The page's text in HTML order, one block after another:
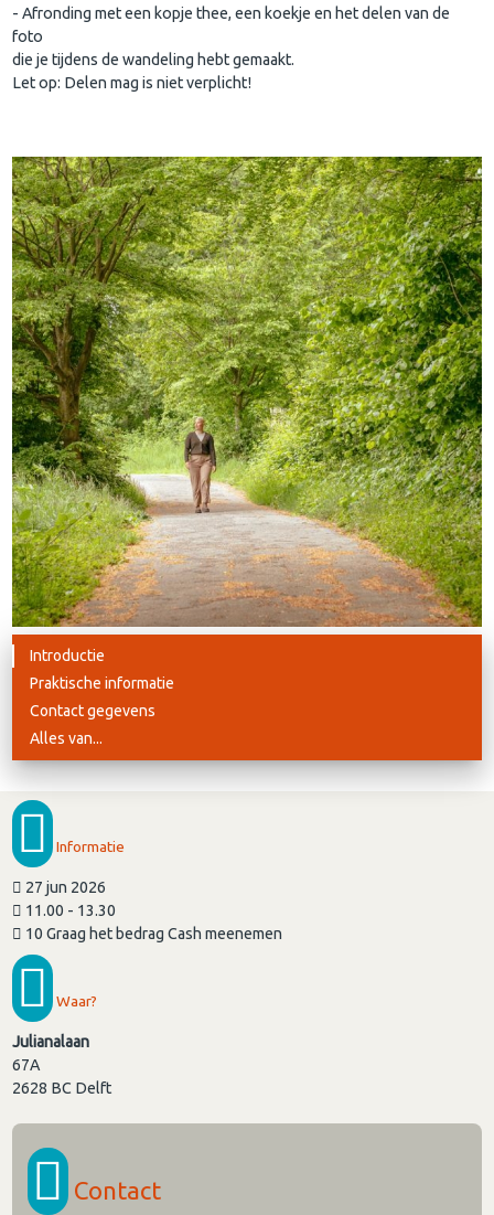
- Afronding met een kopje thee, een koekje en het delen van de
foto
die je tijdens de wandeling hebt gemaakt.
Let op: Delen mag is niet verplicht!
Introductie
Praktische informatie
Contact gegevens
Alles van...
Informatie
27 jun 2026
11.00 - 13.30
10 Graag het bedrag Cash meenemen
Waar?
Julianalaan
67A
2628 BC Delft
Contact